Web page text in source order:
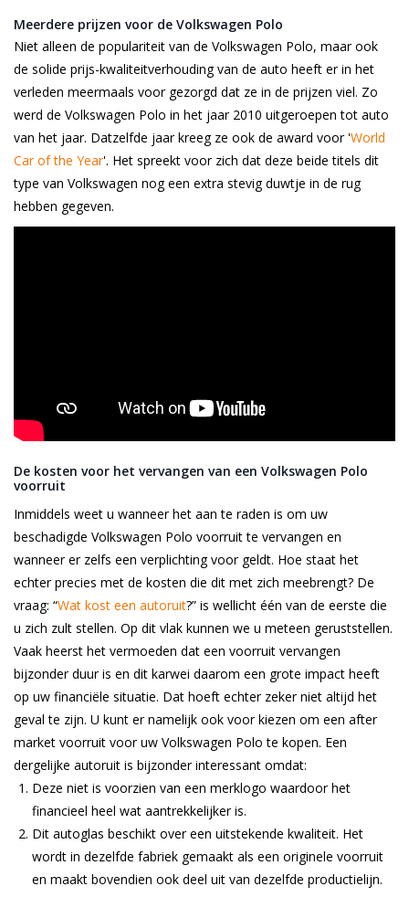
Meerdere prijzen voor de Volkswagen Polo
Niet alleen de populariteit van de Volkswagen Polo, maar ook
de solide prijs-kwaliteitverhouding van de auto heeft er in het
verleden meermaals voor gezorgd dat ze in de prijzen viel. Zo
werd de Volkswagen Polo in het jaar 2010 uitgeroepen tot auto
van het jaar. Datzelfde jaar kreeg ze ook de award voor 'World
Car of the Year'. Het spreekt voor zich dat deze beide titels dit
type van Volkswagen nog een extra stevig duwtje in de rug
hebben gegeven.
De kosten voor het vervangen van een Volkswagen Polo
voorruit
Inmiddels weet u wanneer het aan te raden is om uw
beschadigde Volkswagen Polo voorruit te vervangen en
wanneer er zelfs een verplichting voor geldt. Hoe staat het
echter precies met de kosten die dit met zich meebrengt? De
vraag: “Wat kost een autoruit?” is wellicht één van de eerste die
u zich zult stellen. Op dit vlak kunnen we u meteen geruststellen.
Vaak heerst het vermoeden dat een voorruit vervangen
bijzonder duur is en dit karwei daarom een grote impact heeft
op uw financiële situatie. Dat hoeft echter zeker niet altijd het
geval te zijn. U kunt er namelijk ook voor kiezen om een after
market voorruit voor uw Volkswagen Polo te kopen. Een
dergelijke autoruit is bijzonder interessant omdat:
Deze niet is voorzien van een merklogo waardoor het
financieel heel wat aantrekkelijker is.
Dit autoglas beschikt over een uitstekende kwaliteit. Het
wordt in dezelfde fabriek gemaakt als een originele voorruit
en maakt bovendien ook deel uit van dezelfde productielijn.